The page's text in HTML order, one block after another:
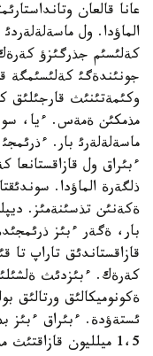
عانا قالعان
الماؤدا. ول
كةلئسئم جذرگئزؤ
جونئندةگئ كةلئسئمگة
وكئمةتئنئث قارجئلئق
مذمكئن ةمةس. ءيا،
ماسةلةلةرئ بار.
ءبئراق ول قازاقستانعا
ذلگةرة الماؤدا.
ةكةنئن تذسئنةمئز.
بار، ةگةر ءبئز
قازاقستاندئق تاراپ تا
كةرةك. ءبئزدئث
ةكونوميكالئق ورتالئق
ئستةؤدة. ءبئراق ءبئز
1،5 ميلليون قازاقتئث مذددةسئن ةسكةرؤئمئز كةرةك.